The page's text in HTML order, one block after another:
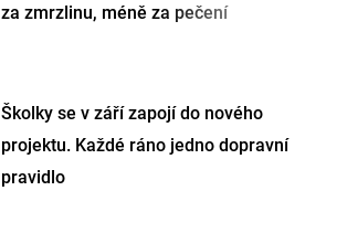
za zmrzlinu, méně za pečení
Školky se v září zapojí do nového
projektu. Každé ráno jedno dopravní
pravidlo